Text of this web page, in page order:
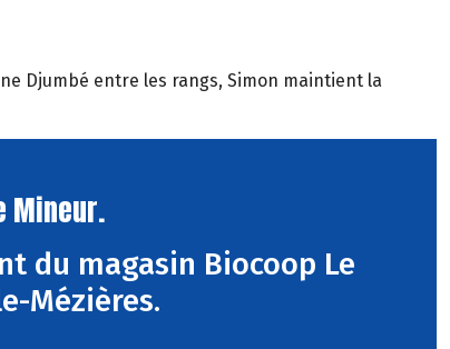
Djumbé entre les rangs, Simon maintient la
Mineur.
du magasin Biocoop Le
Mézières.